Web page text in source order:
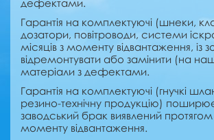
дефектами.
Гарантія на комплектуючі (шнеки,
дозатори, повітроводи, системи
місяців з моменту відвантаження, із
відремонтувати або замінити (на
матеріали з дефектами.
Гарантія на комплектуючі (гнучкі
резино-технічну продукцію)
заводський брак виявлений протягом
моменту відвантаження.